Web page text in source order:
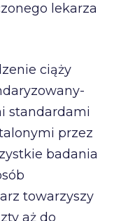
lekarza
ciąży
standardami
przez
badania
towarzyszy
aż do